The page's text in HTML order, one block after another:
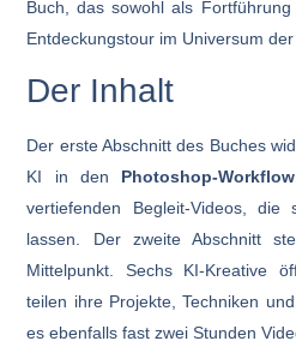
Buch, das sowohl als
Entdeckungstour im Universum
Der Inhalt
Der erste Abschnitt des Buches
KI in den Photoshop-Workflow
vertiefenden Begleit-Videos,
lassen. Der zweite Abschnitt
Mittelpunkt. Sechs KI-Kreative
teilen ihre Projekte, Techniken
es ebenfalls fast zwei Stunden